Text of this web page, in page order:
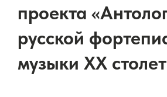
проекта
русской
музыки ХХ